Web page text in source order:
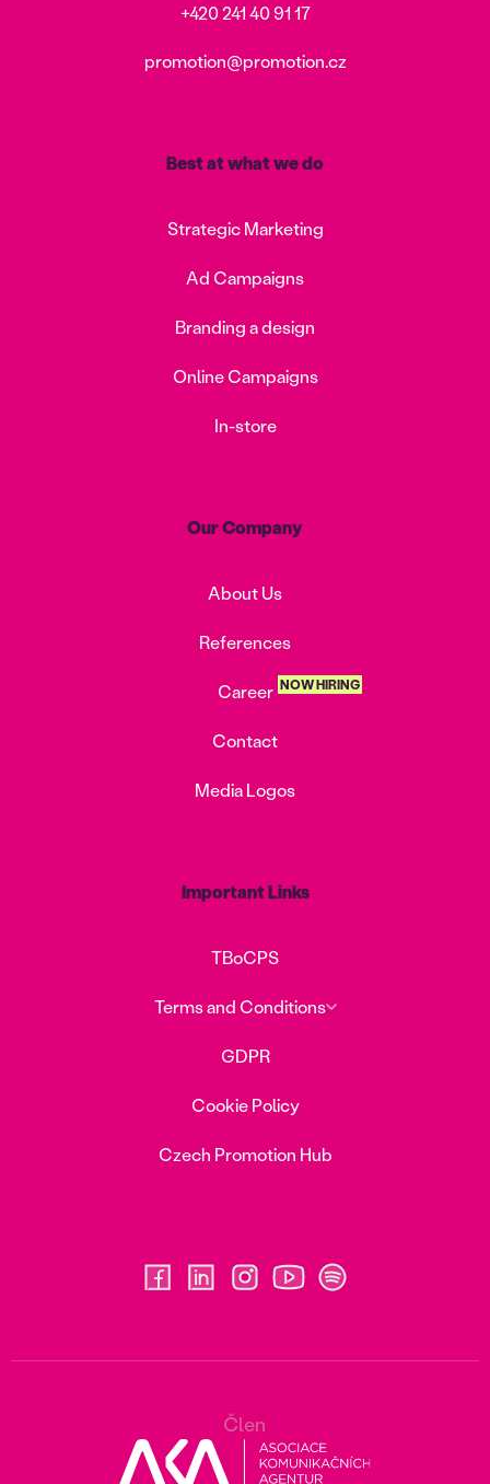
+420 241 40 91 17
promotion@promotion.cz
Best at what we do
Strategic Marketing
Ad Campaigns
Branding a design
Online Campaigns
In-store
Our Company
About Us
References
Career NOW HIRING
Contact
Media Logos
Important Links
TBoCPS
Terms and Conditions
GDPR
Cookie Policy
Czech Promotion Hub
Člen